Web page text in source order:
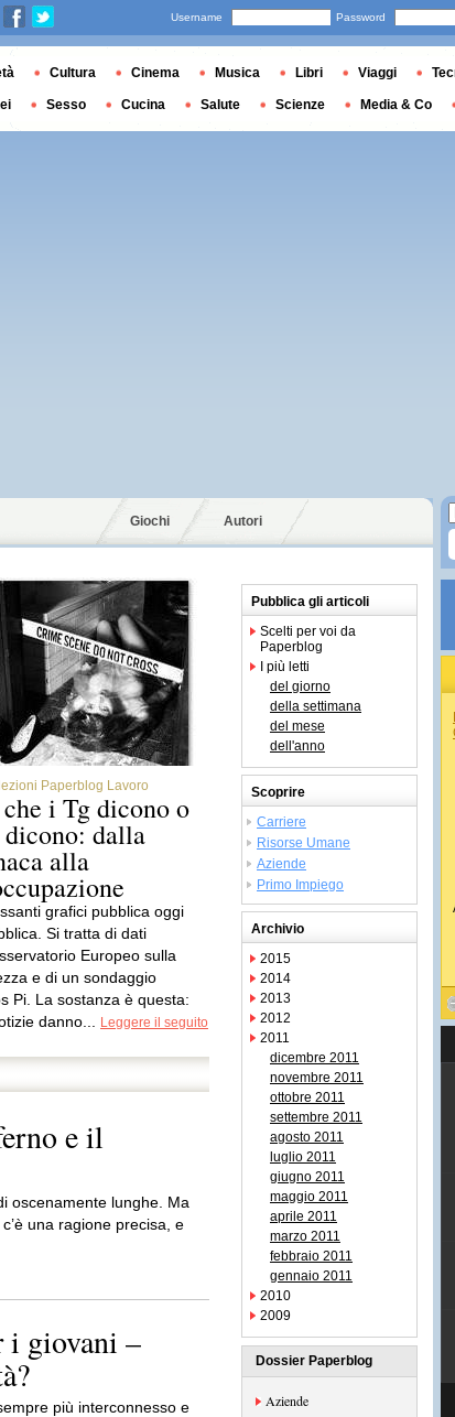
Giochi Autori
Paperblog Lavoro
i Tg dicono o
dicono: dalla
alla
grafici pubblica oggi
Si tratta di dati
Europeo sulla
e di un sondaggio
Pi. La sostanza è questa:
danno...
Leggere il seguito
e il
oscenamente lunghe. Ma
una ragione precisa, e
i giovani –
più interconnesso e
Pubblica gli articoli
Scelti per voi da
Paperblog
I più letti
del giorno
della settimana
del mese
dell'anno
Scoprire
Carriere
Risorse Umane
Aziende
Primo Impiego
Archivio
2015
2014
2013
2012
2011
dicembre 2011
novembre 2011
ottobre 2011
settembre 2011
agosto 2011
luglio 2011
giugno 2011
maggio 2011
aprile 2011
marzo 2011
febbraio 2011
gennaio 2011
2010
2009
Dossier Paperblog
Aziende
Username Password
Cultura Cinema Musica Libri Viaggi
Sesso Cucina Salute Scienze Media & Co